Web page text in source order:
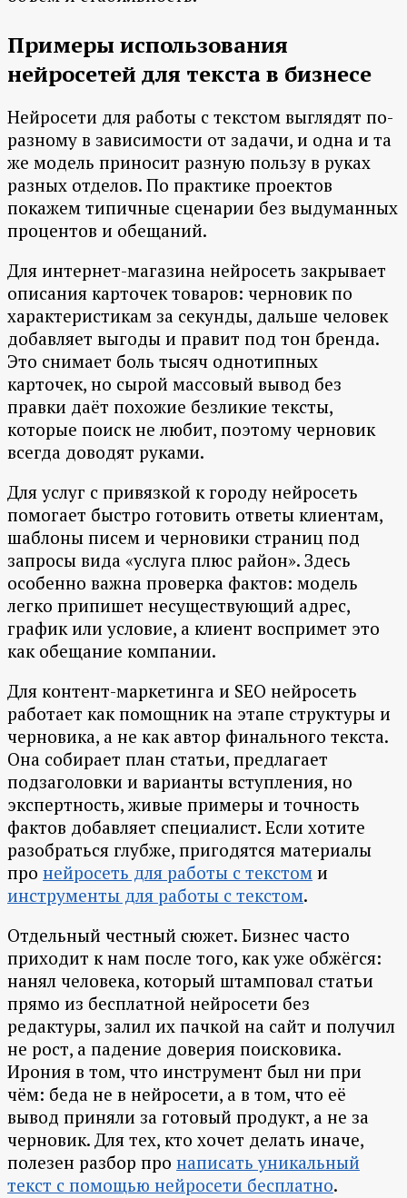
Примеры использования
нейросетей для текста в бизнесе
Нейросети для работы с текстом выглядят по-
разному в зависимости от задачи, и одна и та
же модель приносит разную пользу в руках
разных отделов. По практике проектов
покажем типичные сценарии без выдуманных
процентов и обещаний.
Для интернет-магазина нейросеть закрывает
описания карточек товаров: черновик по
характеристикам за секунды, дальше человек
добавляет выгоды и правит под тон бренда.
Это снимает боль тысяч однотипных
карточек, но сырой массовый вывод без
правки даёт похожие безликие тексты,
которые поиск не любит, поэтому черновик
всегда доводят руками.
Для услуг с привязкой к городу нейросеть
помогает быстро готовить ответы клиентам,
шаблоны писем и черновики страниц под
запросы вида «услуга плюс район». Здесь
особенно важна проверка фактов: модель
легко припишет несуществующий адрес,
график или условие, а клиент воспримет это
как обещание компании.
Для контент-маркетинга и SEO нейросеть
работает как помощник на этапе структуры и
черновика, а не как автор финального текста.
Она собирает план статьи, предлагает
подзаголовки и варианты вступления, но
экспертность, живые примеры и точность
фактов добавляет специалист. Если хотите
разобраться глубже, пригодятся материалы
про нейросеть для работы с текстом и
инструменты для работы с текстом.
Отдельный честный сюжет. Бизнес часто
приходит к нам после того, как уже обжёгся:
нанял человека, который штамповал статьи
прямо из бесплатной нейросети без
редактуры, залил их пачкой на сайт и получил
не рост, а падение доверия поисковика.
Ирония в том, что инструмент был ни при
чём: беда не в нейросети, а в том, что её
вывод приняли за готовый продукт, а не за
черновик. Для тех, кто хочет делать иначе,
полезен разбор про написать уникальный
текст с помощью нейросети бесплатно.